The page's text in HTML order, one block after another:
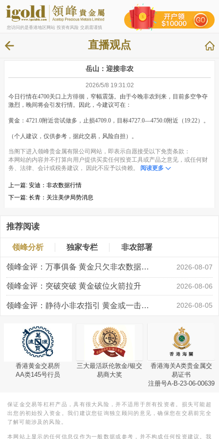
您访问的是香港地区网站 投资有风险 交易需谨慎
直播观点
岳山：迎接非农
2026/5/8 19:31:02
今日行情在4700关口上方徘徊，窄幅震荡。由于今晚非农到来，目前多空争夺
激烈，晚间将会引发行情。因此，今建议可在：
黄金：4721.0附近尝试做多，止损4709.0，目标4727.0—4750.0附近（19:22）。
（个人建议，仅供参考，据此交易，风险自担）。
当阁下进入领峰贵金属有限公司网站，即表示自愿接受以下免责条款：
本网站的内容并不打算向用户提供买卖任何投资工具或产品之意见，或任何财
务、法律、会计或税务建议， 因此不应予以倚赖。
阅读更多
上一篇: 安迪：非农数据行情
下一篇: 长青：关注美伊局势消息
推荐阅读
领峰分析 独家专栏 非农部署
领峰金评：万事俱备 黄金只欠非农数据“东风” 2026-08-07
领峰金评：突破突破 黄金破位火箭拉升 2026-08-06
领峰金评：静待小非农指引 黄金或一击破局 2026-08-05
香港黄金交易所
AA类145号行员
三大最活跃伦敦金/银交
易商大奖
香港海关A类贵金属交
易证书
注册号A-B-23-06-00639
保证金交易等杠杆产品，具有很大风险，并不适用于所有投资者。损失可能超
出您的初始投入资金。我们建议您征询独立顾问的意见，确保您在交易前完全
了解可能涉及的风险。
本网站上显示的任何信息仅作为一般数据或参考，并不构成任何投资建议。我